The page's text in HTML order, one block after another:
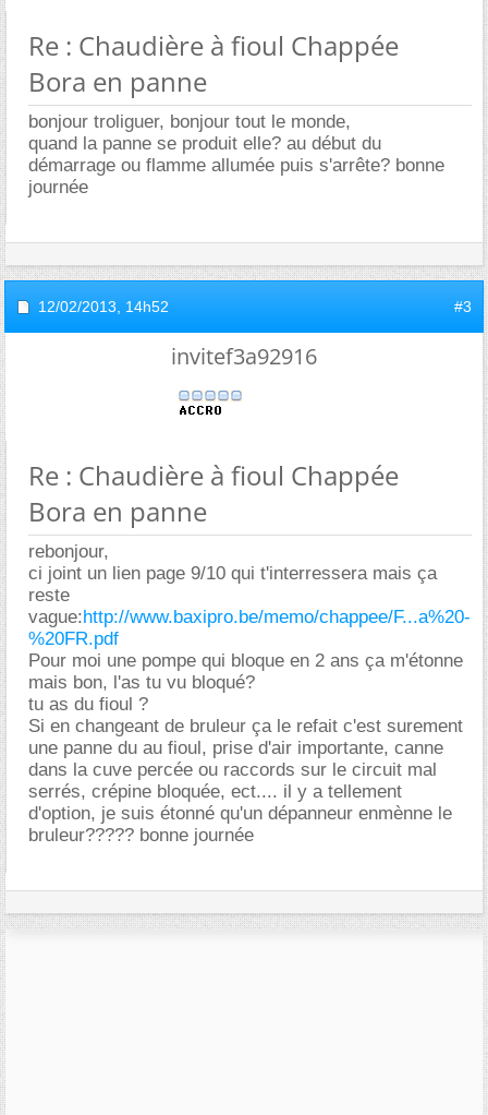
Re : Chaudière à fioul Chappée
Bora en panne
bonjour troliguer, bonjour tout le monde,
quand la panne se produit elle? au début du
démarrage ou flamme allumée puis s'arrête? bonne
journée
12/02/2013, 14h52 #3
invitef3a92916
Re : Chaudière à fioul Chappée
Bora en panne
rebonjour,
ci joint un lien page 9/10 qui t'interressera mais ça
reste
vague:http://www.baxipro.be/memo/chappee/F...a%20-
%20FR.pdf
Pour moi une pompe qui bloque en 2 ans ça m'étonne
mais bon, l'as tu vu bloqué?
tu as du fioul ?
Si en changeant de bruleur ça le refait c'est surement
une panne du au fioul, prise d'air importante, canne
dans la cuve percée ou raccords sur le circuit mal
serrés, crépine bloquée, ect.... il y a tellement
d'option, je suis étonné qu'un dépanneur enmènne le
bruleur????? bonne journée